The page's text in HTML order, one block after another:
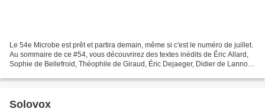
Le 54e Microbe est prêt et partira demain, même si c'est le numéro de juillet.
Au sommaire de ce #54, vous découvrirez des textes inédits de Éric Allard,
Sophie de Bellefroid, Théophile de Giraud, Éric Dejaeger, Didier de Lannoy,
Solovox